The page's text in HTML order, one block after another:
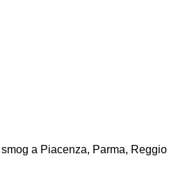
smog a Piacenza, Parma, Reggio